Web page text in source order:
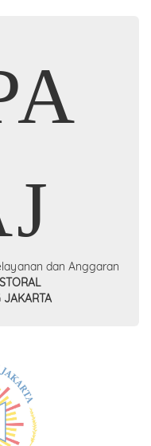
dan Anggaran
JAKARTA